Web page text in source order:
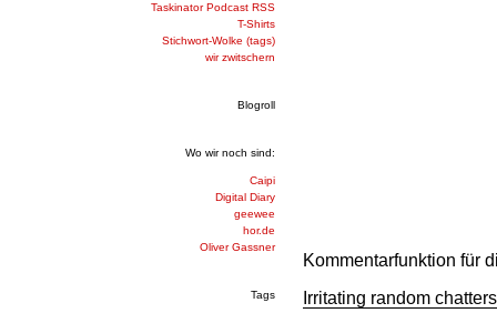
Taskinator Podcast RSS
T-Shirts
Stichwort-Wolke (tags)
wir zwitschern
Blogroll
Wo wir noch sind:
Caipi
Digital Diary
geewee
hor.de
Oliver Gassner
Tags
Kommentarfunktion für
Irritating random chatters